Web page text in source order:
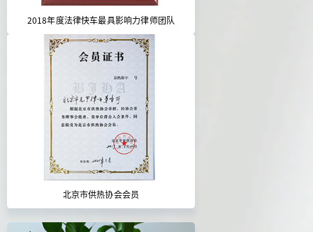
2018年度法律快车最具影响力律师团队
北京市供热协会会员